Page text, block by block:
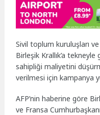
Sivil toplum kuruluşları
Birleşik Krallık’a tekneyle
sahipliği maliyetini
verilmesi için kampanya
AFP’nin haberine göre
ve Fransa